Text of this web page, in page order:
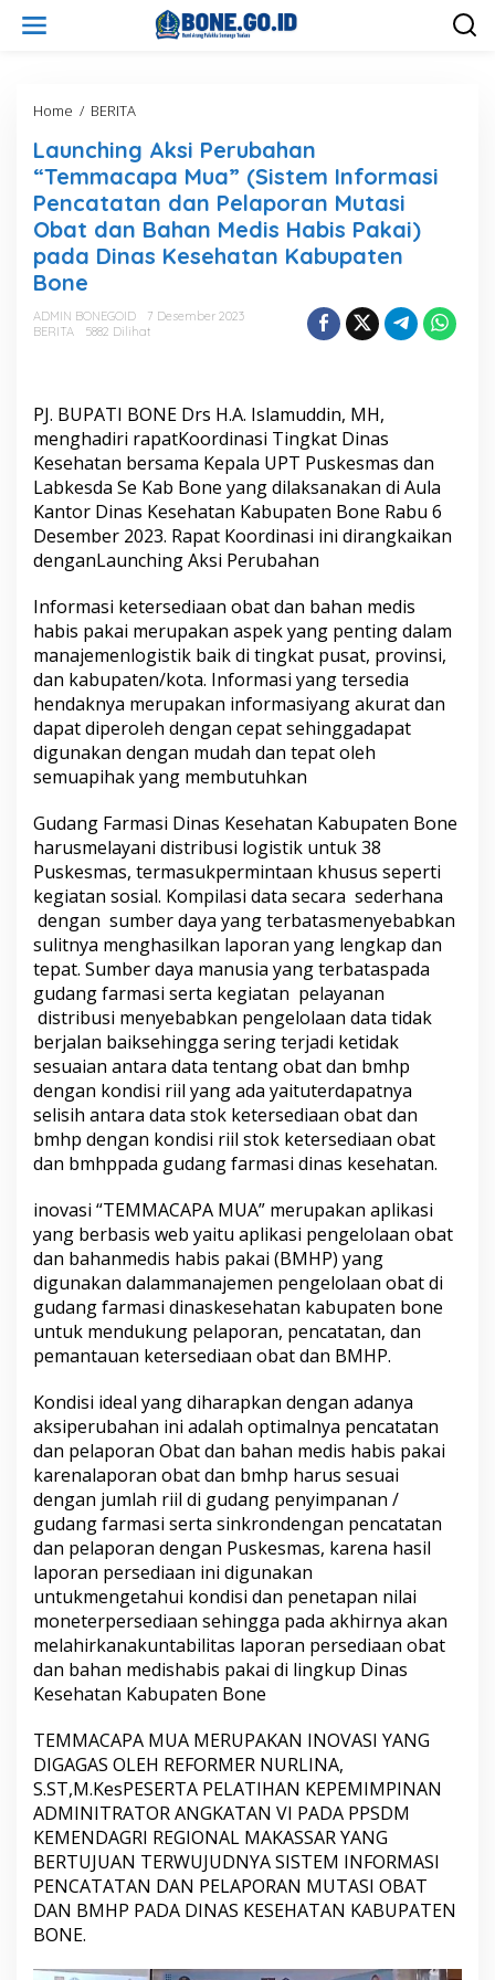
Home / BERITA
u
n
c
h
n
g
s
r
b
a
a
n
“
T
m
m
a
c
a
p
a
M
a
(
S
i
s
t
e
m
I
n
f
o
r
m
a
i
P
e
c
a
t
a
t
a
n
d
a
P
e
l
a
p
o
r
a
M
u
t
a
s
i
O
a
t
d
a
n
B
a
h
a
n
Launching Aksi Perubahan
“Temmacapa Mua” (Sistem Informasi
Pencatatan dan Pelaporan Mutasi
Obat dan Bahan Medis Habis Pakai)
pada Dinas Kesehatan Kabupaten
Bone
ADMIN BONEGOID
7 Desember 2023
BERITA
5882 Dilihat
PJ. BUPATI BONE Drs H.A. Islamuddin, MH,
menghadiri rapatKoordinasi Tingkat Dinas
Kesehatan bersama Kepala UPT Puskesmas dan
Labkesda Se Kab Bone yang dilaksanakan di Aula
Kantor Dinas Kesehatan Kabupaten Bone Rabu 6
Desember 2023. Rapat Koordinasi ini dirangkaikan
denganLaunching Aksi Perubahan
Informasi ketersediaan obatdan bahan medis
habis pakai merupakan aspekyang pentingdalam
manajemenlogistik baikdi tingkat pusat, provinsi,
dan kabupaten/kota. Informasi yangtersedia
hendaknya merupakan informasiyangakuratdan
dapatdiperoleh dengan cepatsehinggadapat
digunakan dengan mudah dan tepatoleh
semuapihakyang membutuhkan
Gudang Farmasi Dinas Kesehatan Kabupaten Bone
harusmelayani distribusi logistik untuk38
Puskesmas, termasukpermintaan khusus seperti
kegiatan sosial. Kompilasi data secara sederhana
dengan sumberdaya yangterbatasmenyebabkan
sulitnya menghasilkan laporan yang lengkap dan
tepat. Sumberdaya manusia yangterbataspada
gudangfarmasi serta kegiatan pelayanan
distribusi menyebabkan pengelolaan data tidak
berjalan baiksehingga seringterjadi ketidak
sesuaian antara data tentangobatdan bmhp
dengan kondisi riil yangada yaituterdapatnya
selisih antara data stok ketersediaan obatdan
bmhp dengan kondisi riil stok ketersediaan obat
dan bmhppada gudangfarmasi dinas kesehatan.
inovasi “TEMMACAPA MUA” merupakan aplikasi
yang berbasis web yaitu aplikasi pengelolaan obat
dan bahanmedis habis pakai (BMHP) yang
digunakan dalammanajemen pengelolaan obatdi
gudangfarmasi dinaskesehatan kabupaten bone
untuk mendukung pelaporan, pencatatan, dan
pemantauan ketersediaan obatdan BMHP.
Kondisi ideal yangdiharapkan dengan adanya
aksiperubahan ini adalah optimalnya pencatatan
dan pelaporan Obat dan bahan medis habis pakai
karenalaporan obatdan bmhp harus sesuai
dengan jumlah riil di gudang penyimpanan /
gudangfarmasi serta sinkrondengan pencatatan
dan pelaporan dengan Puskesmas, karena hasil
laporan persediaan ini digunakan
untukmengetahui kondisi dan penetapan nilai
moneterpersediaan sehingga pada akhirnya akan
melahirkanakuntabilitas laporan persediaan obat
dan bahan medishabis pakai di lingkup Dinas
Kesehatan Kabupaten Bone
TEMMACAPA MUA MERUPAKAN INOVASI YANG
DIGAGAS OLEH REFORMER NURLINA,
S.ST,M.KesPESERTA PELATIHAN KEPEMIMPINAN
ADMINITRATOR ANGKATAN VI PADA PPSDM
KEMENDAGRI REGIONAL MAKASSAR YANG
BERTUJUAN TERWUJUDNYA SISTEM INFORMASI
PENCATATAN DAN PELAPORAN MUTASI OBAT
DAN BMHP PADA DINAS KESEHATAN KABUPATEN
BONE.